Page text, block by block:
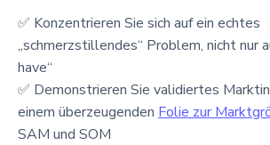
✅ Konzentrieren Sie sich auf ein echtes
„schmerzstillendes“ Problem, nicht nur
have“
✅ Demonstrieren Sie validiertes
einem überzeugenden Folie zur
SAM und SOM